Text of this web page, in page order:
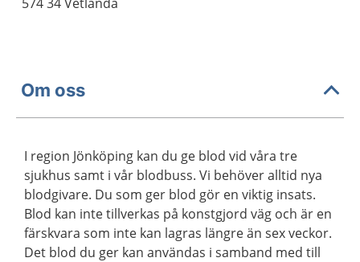
Om oss
I region Jönköping kan du ge blod vid våra tre
sjukhus samt i vår blodbuss. Vi behöver alltid nya
blodgivare. Du som ger blod gör en viktig insats.
Blod kan inte tillverkas på konstgjord väg och är en
färskvara som inte kan lagras längre än sex veckor.
Det blod du ger kan användas i samband med till